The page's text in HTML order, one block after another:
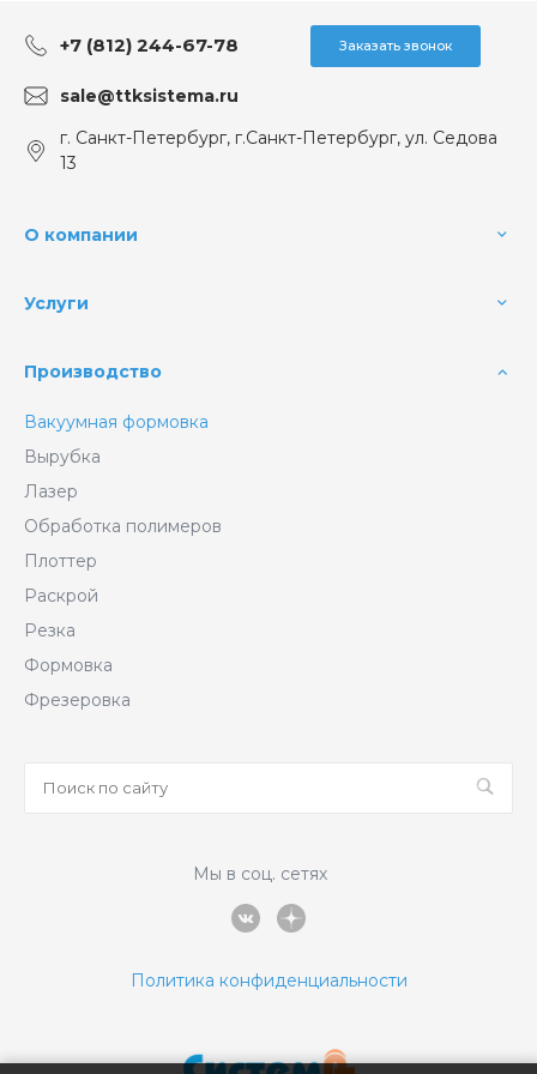
+7 (812) 244-67-78 Заказать звонок
sale@ttksistema.ru
г. Санкт-Петербург, г.Санкт-Петербург, ул. Седова
13
О компании
Услуги
Производство
Вакуумная формовка
Вырубка
Лазер
Обработка полимеров
Плоттер
Раскрой
Резка
Формовка
Фрезеровка
Мы в соц. сетях
Политика конфиденциальности